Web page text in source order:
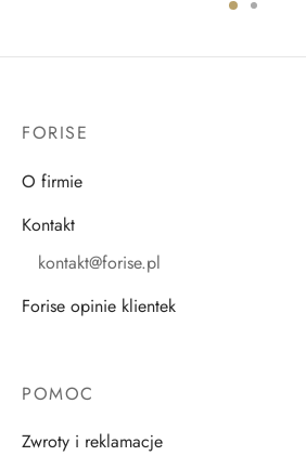
FORISE
O firmie
Kontakt
kontakt@forise.pl
Forise opinie klientek
POMOC
Zwroty i reklamacje